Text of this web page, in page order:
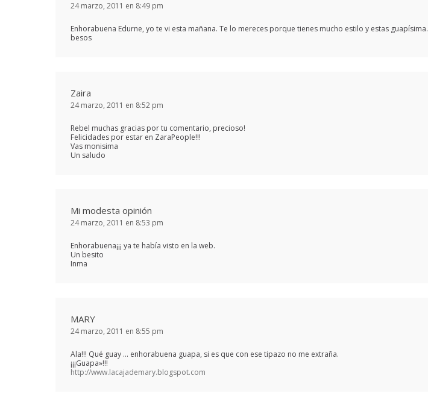
24 marzo, 2011 en 8:49 pm
Enhorabuena Edurne, yo te vi esta mañana. Te lo mereces porque tienes mucho estilo y estas guapísima.
besos
Zaira
24 marzo, 2011 en 8:52 pm
Rebel muchas gracias por tu comentario, precioso!
Felicidades por estar en ZaraPeople!!!
Vas monisima
Un saludo
Mi modesta opinión
24 marzo, 2011 en 8:53 pm
Enhorabuena¡¡¡ ya te había visto en la web.
Un besito
Inma
MARY
24 marzo, 2011 en 8:55 pm
Ala!!! Qué guay … enhorabuena guapa, si es que con ese tipazo no me extraña.
¡¡¡Guapa»!!!
http://www.lacajademary.blogspot.com